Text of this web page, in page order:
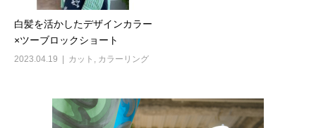
白髪を活かしたデザインカラー
×ツーブロックショート
2023.04.19 カット , カラーリング